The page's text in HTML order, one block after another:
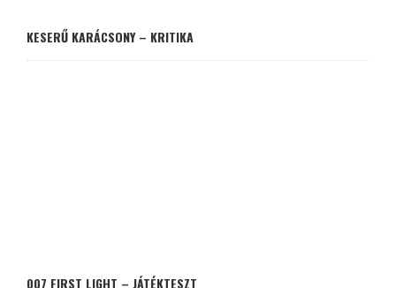
KESERŰ KARÁCSONY – KRITIKA
007 FIRST LIGHT – JÁTÉKTESZT